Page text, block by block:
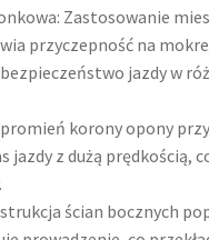
Zastosowanie
przyczepność na
jazdy w
korony opony
jazdy z dużą prędkością,
ścian bocznych